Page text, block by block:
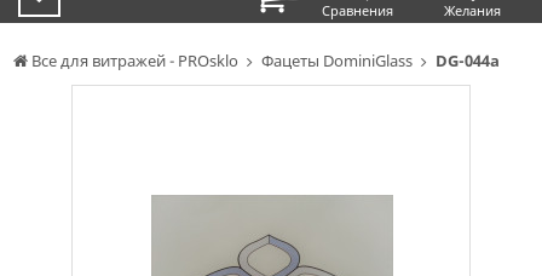
Все для витражей - PROsklo Фацеты DominiGlass DG-044a
Сравнения Желания